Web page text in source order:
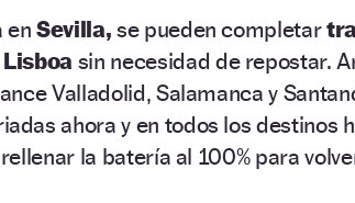
enSevilla, se pueden completar
sin necesidad de repostar.
Valladolid, Salamanca y
ahora y en todos los destinos
la batería al 100% para